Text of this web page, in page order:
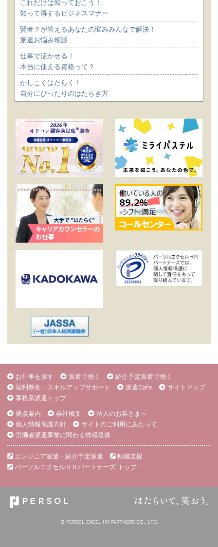
これだけは知っておこう！
知って得するビジネスマナー
賢者？が答えるあなたの悩みみんなで解決！
派遣お悩み相談
仕事で活かせる！
本当に使える資格って？
かしこくはたらく！
自分にぴったりのはたらき方
お仕事を探す 派遣で働く
紹介予定派遣で働く
福利厚生・スキルアップサポート
派遣Cafe
サイトマップ
事務系派遣トップ
拠点案内
会社概要
法人のお客さまへ
個人情報保護方針
サイトのご利用にあたって
労働者派遣事業に関わる情報提供
エンジニア派遣・紹介予定派遣
転職支援
パーソルエクセルＨＲパートナーズ トップ
© PERSOL EXCEL HR PARTNERS CO., LTD.